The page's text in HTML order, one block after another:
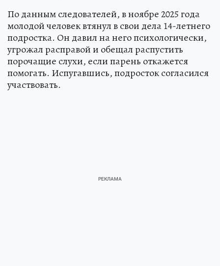
По данным следователей, в ноябре 2025 года
молодой человек втянул в свои дела 14-летнего
подростка. Он давил на него психологически,
угрожал расправой и обещал распустить
порочащие слухи, если парень откажется
помогать. Испугавшись, подросток согласился
участвовать.